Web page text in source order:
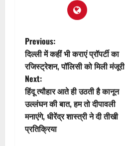
P
o
s
t
n
Previous:
दिल्ली में कहीं भी कराएं प्रॉपर्टी का
रजिस्ट्रेशन, पॉलिसी को मिली मंजूरी
Next:
हिंदू त्यौहार आते ही उठती है कानून
उल्लंघन की बात, हम तो दीपावली
मनाएंगे, धीरेंद्र शास्त्री ने दी तीखी
प्रतिक्रिया